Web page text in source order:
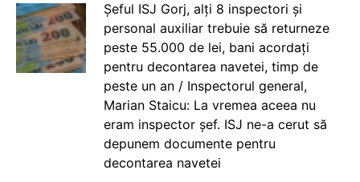
Șeful ISJ Gorj, alți 8 inspectori și
personal auxiliar trebuie să returneze
peste 55.000 de lei, bani acordați
pentru decontarea navetei, timp de
peste un an / Inspectorul general,
Marian Staicu: La vremea aceea nu
eram inspector șef. ISJ ne-a cerut să
depunem documente pentru
decontarea navetei